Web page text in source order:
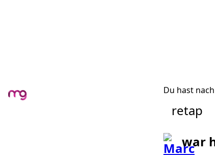
Du hast
retap
war